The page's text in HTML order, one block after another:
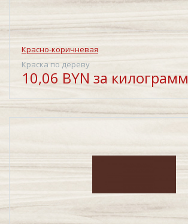
Красно-коричневая
Краска по дереву
10,06 BYN за килограмм